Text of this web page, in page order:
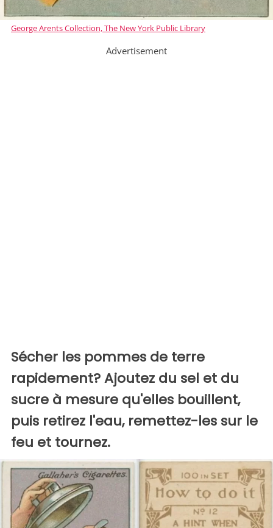
George Arents Collection, The New York Public Library
Advertisement
Sécher les pommes de terre
rapidement? Ajoutez du sel et du
sucre à mesure qu'elles bouillent,
puis retirez l'eau, remettez-les sur le
feu et tournez.